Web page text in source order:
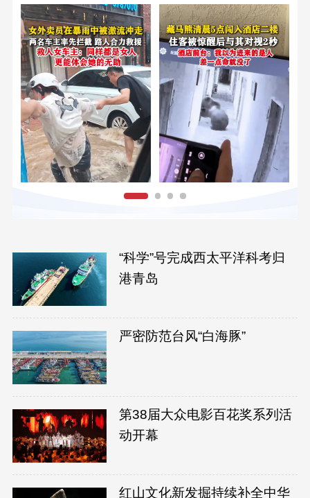
“科学”号完成西太平洋科考归
港青岛
严密防范台风“白海豚”
第38届大众电影百花奖系列活
动开幕
红山文化新发掘持续补全中华